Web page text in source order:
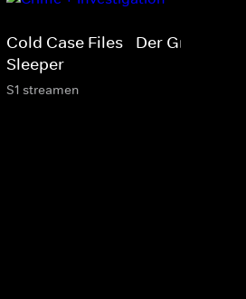
Cold Case Files - Der Grim
Sleeper
S1 streamen